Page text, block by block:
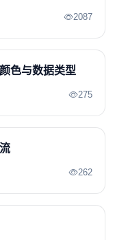
2087
色与数据类型
275
262